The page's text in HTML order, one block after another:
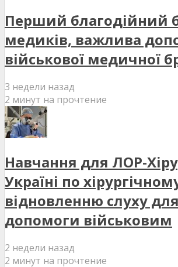
Перший благодійний
медиків, важлива
військової медичної
3 недели назад
2 минут на прочтение
Навчання для ЛОР-
Україні по
відновленню слуху для
допомоги військовим
2 недели назад
2 минут на прочтение